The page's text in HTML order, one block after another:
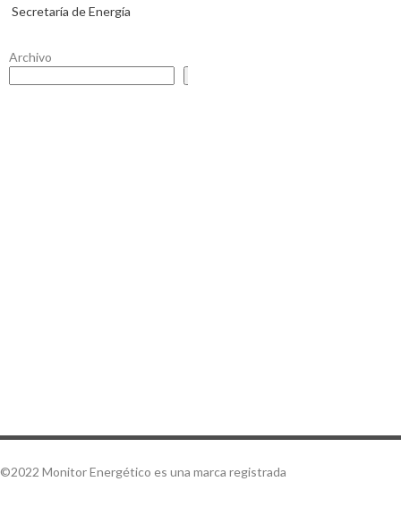
Secretaría de Energía
Archivo
©2022 Monitor Energético es una marca registrada